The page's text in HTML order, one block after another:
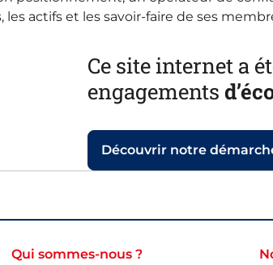
actifs et les savoir-faire de ses
Ce site internet a
engagements
Découvrir notre
Qui sommes-nous ?